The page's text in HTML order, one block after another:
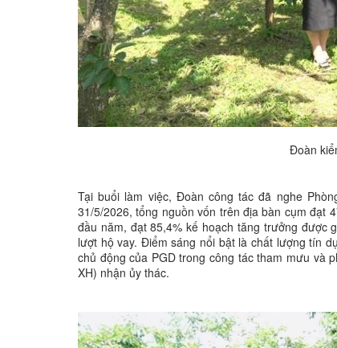
Đoàn
Tại buổi làm việc, Đoàn công tác đã nghe
31/5/2026, tổng nguồn vốn trên địa bàn cụm đạt
đầu năm, đạt 85,4% kế hoạch tăng trưởng được
lượt hộ vay. Điểm sáng nổi bật là chất lượng tín
chủ động của PGD trong công tác tham mưu và
XH) nhận ủy thác.